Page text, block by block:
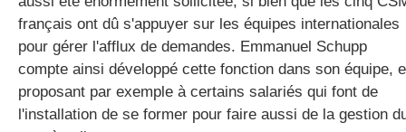
français ont dû s'appuyer sur les équipes internationales
pour gérer l'afflux de demandes. Emmanuel Schupp
compte ainsi développé cette fonction dans son équipe,
proposant par exemple à certains salariés qui font de
l'installation de se former pour faire aussi de la gestion